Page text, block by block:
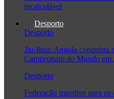
incalculável
Desporto
Desporto
Jiu-Jitsu: Angola conquista
Campeonato do Mundo
Desporto
Federação transfere para